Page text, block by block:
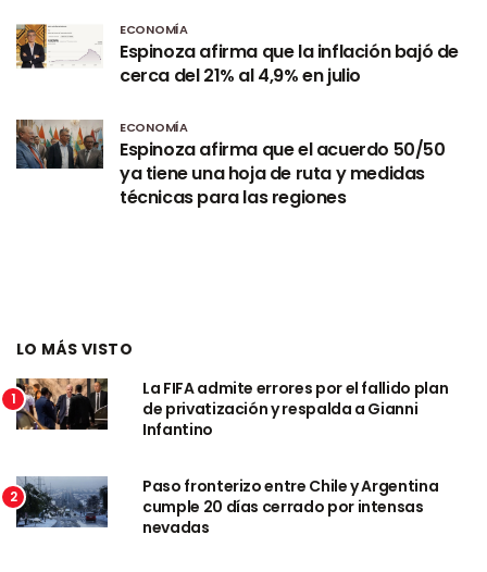
ECONOMÍA
Espinoza afirma que la inflación bajó de
cerca del 21% al 4,9% en julio
ECONOMÍA
Espinoza afirma que el acuerdo 50/50
ya tiene una hoja de ruta y medidas
técnicas para las regiones
LO MÁS VISTO
1
La FIFA admite errores por el fallido plan
de privatización y respalda a Gianni
Infantino
2
Paso fronterizo entre Chile y Argentina
cumple 20 días cerrado por intensas
nevadas